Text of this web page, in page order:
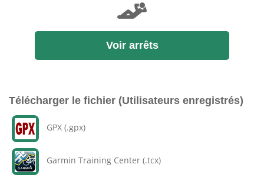
Voir arrêts
Télécharger le fichier (Utilisateurs enregistrés)
GPX (.gpx)
Garmin Training Center (.tcx)